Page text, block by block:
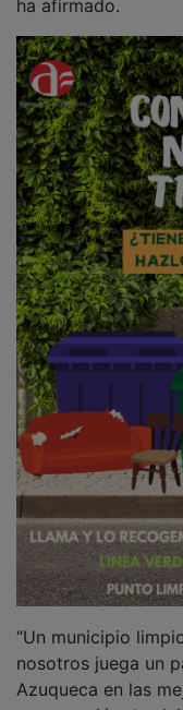
“Un municipio
nosotros juega un
Azuqueca en las
una cuestión de
nuestro pueblo”,
azudenses somos
responsables y
por
las normativas”, ha
PUBLICIDAD